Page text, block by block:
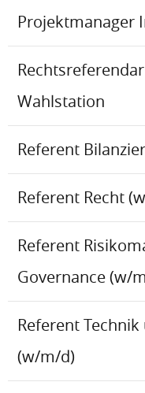
Projektmanager
Wahlstation
Referent
Referent Recht
Referent
Governance (w/
Referent
(w/m/d)